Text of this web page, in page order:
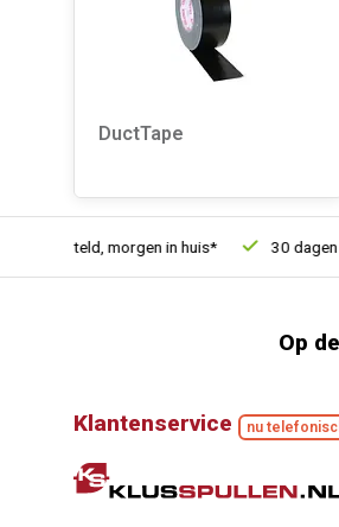
DuctTape
besteld, morgen in huis* 30 dagen
Op
Klantenservice nu